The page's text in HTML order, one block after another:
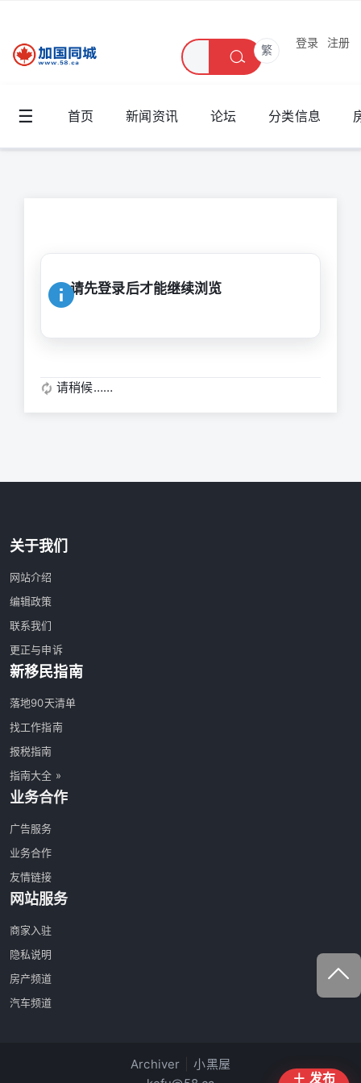
繁
登录 注册
☰ 首页 新闻资讯 论坛 分类信息
请先登录后才能继续浏览
请稍候……
关于我们
网站介绍
编辑政策
联系我们
更正与申诉
新移民指南
落地90天清单
找工作指南
报税指南
指南大全 »
业务合作
广告服务
业务合作
友情链接
网站服务
商家入驻
隐私说明
房产频道
汽车频道
Archiver
小黑屋
＋ 发布